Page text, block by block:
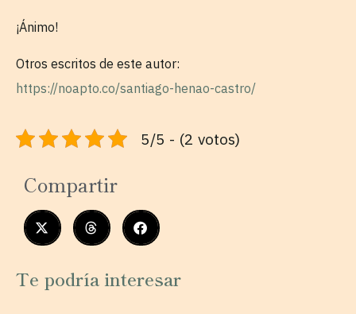
¡Ánimo!
Otros escritos de este autor:
https://noapto.co/santiago-henao-castro/
5/5 - (2 votos)
Compartir
Te podría interesar